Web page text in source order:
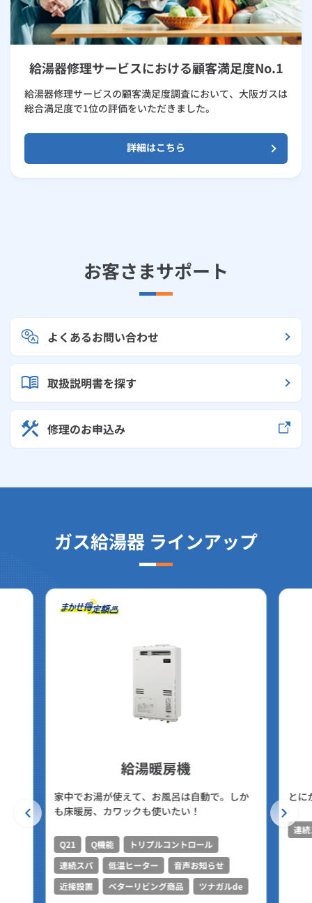
給湯器修理サービスにおける顧客満足度No.1
給湯器修理サービスの顧客満足度調査において、大阪ガスは
総合満足度で1位の評価をいただきました。
詳細はこちら
お客さまサポート
よくあるお問い合わせ
取扱説明書を探す
修理のお申込み
ガス給湯器 ラインアップ
給湯暖房機
家中でお湯が使えて、お風呂は自動で。しか
も床暖房、カワックも使いたい！
Q21 Q機能
トリプルコントロール
連続スパ
低温ヒーター
音声お知らせ
近接設置
ベターリビング商品 ツナガルde
とに
連